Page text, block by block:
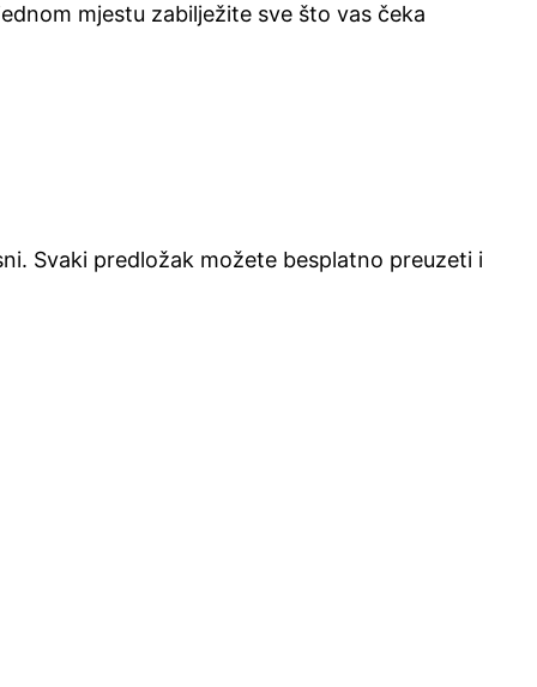
mjestu zabilježite sve što vas čeka
Svaki predložak možete besplatno preuzeti i